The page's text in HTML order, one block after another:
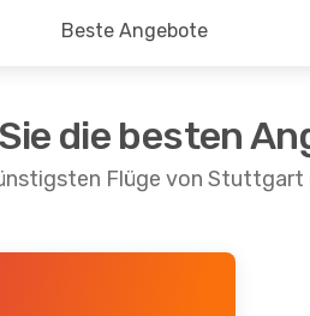
Beste Angebote
die besten
Flüge von Stuttgart